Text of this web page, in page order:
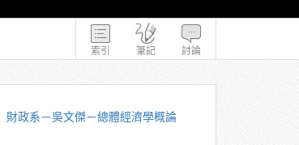
索引 筆記 討論
財政系－吳文傑－總體經濟學概論